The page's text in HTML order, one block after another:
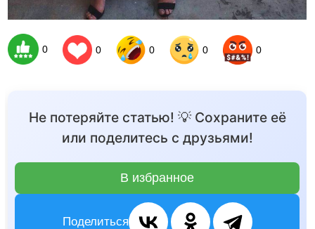
0 0 0 0 0
Не потеряйте статью! 💡 Сохраните её
или поделитесь с друзьями!
В избранное
Поделиться